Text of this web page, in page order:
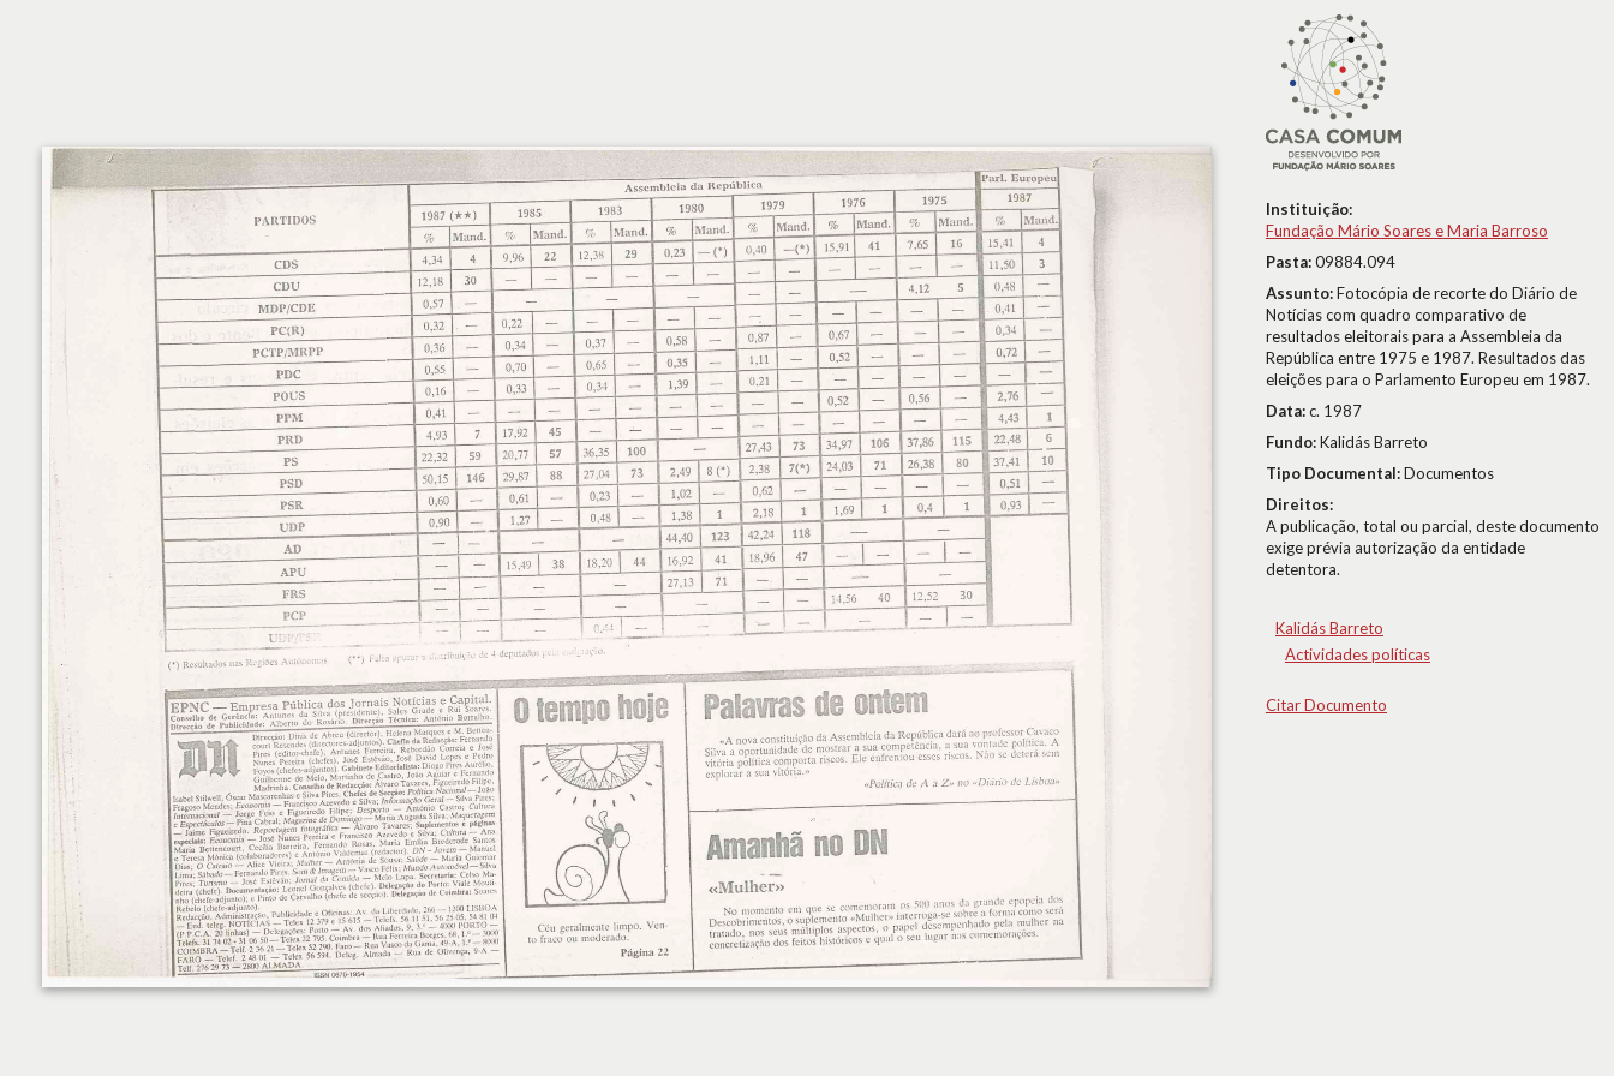
Instituição:
Fundação Mário Soares e Maria Barroso
Pasta:09884.094
Assunto:Fotocópia de recorte do Diário de
Notícias com quadro comparativo de
resultados eleitorais para a Assembleia da
República entre 1975 e 1987. Resultados das
eleições para o Parlamento Europeu em 1987.
Data:c. 1987
Fundo:Kalidás Barreto
Tipo Documental:Documentos
Direitos:
A publicação, total ou parcial, deste documento
exige prévia autorização da entidade
detentora.
Kalidás Barreto
Actividades políticas
Citar Documento